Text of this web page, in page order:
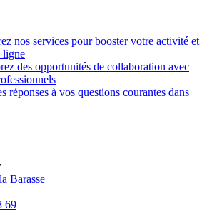
nos services pour booster votre activité et
ligne
des opportunités de collaboration avec
réponses à vos questions courantes dans
Barasse
69